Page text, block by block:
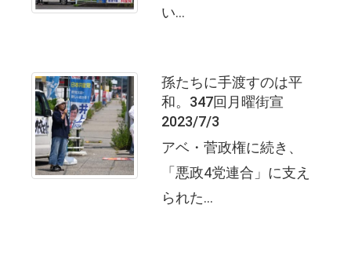
い...
孫たちに手渡すのは平
和。347回月曜街宣
2023/7/3
アベ・菅政権に続き、
「悪政4党連合」に支え
られた...